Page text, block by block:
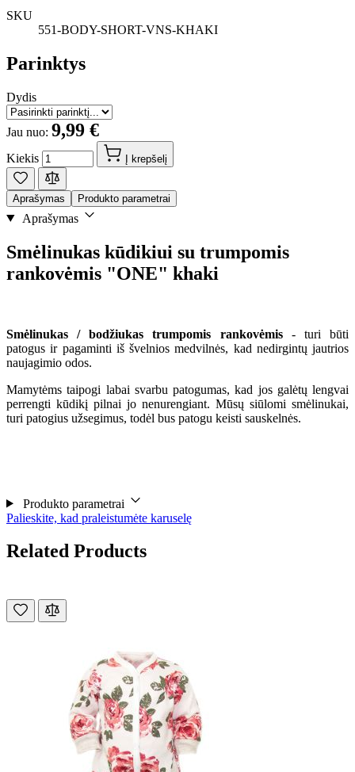
SKU
551-BODY-SHORT-VNS-KHAKI
Parinktys
Dydis
Jau nuo: 9,99 €
Kiekis Į krepšelį
Aprašymas Produkto parametrai
Aprašymas
Smėlinukas kūdikiui su trumpomis
rankovėmis "ONE" khaki
Smėlinukas / bodžiukas trumpomis rankovėmis - turi būti
patogus ir pagaminti iš švelnios medvilnės, kad nedirgintų jautrios
naujagimio odos.
Mamytėms taipogi labai svarbu patogumas, kad jos galėtų lengvai
perrengti kūdikį pilnai jo nenurengiant. Mūsų siūlomi smėlinukai,
turi patogius užsegimus, todėl bus patogu keisti sauskelnės.
Produkto parametrai
Palieskite, kad praleistumėte karuselę
Related Products